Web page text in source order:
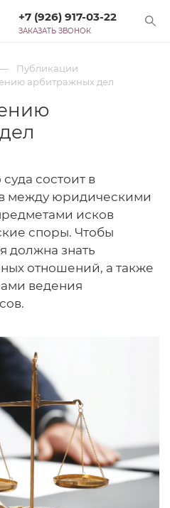
+7 (926) 917-03-22
ЗАКАЗАТЬ ЗВОНОК
Публикации
арбитражных дел
состоит в
между юридическими
исков
споры. Чтобы
должна знать
отношений, а также
ведения